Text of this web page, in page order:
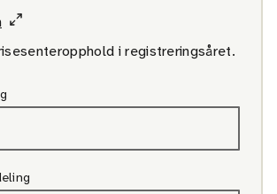
i registreringsåret.